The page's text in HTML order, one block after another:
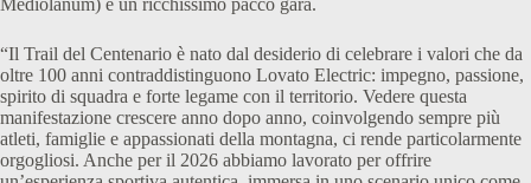
“Il Trail del Centenario è nato dal desiderio di celebrare i valori che da
oltre 100 anni contraddistinguono Lovato Electric: impegno, passione,
spirito di squadra e forte legame con il territorio. Vedere questa
manifestazione crescere anno dopo anno, coinvolgendo sempre più
atleti, famiglie e appassionati della montagna, ci rende particolarmente
orgogliosi. Anche per il 2026 abbiamo lavorato per offrire